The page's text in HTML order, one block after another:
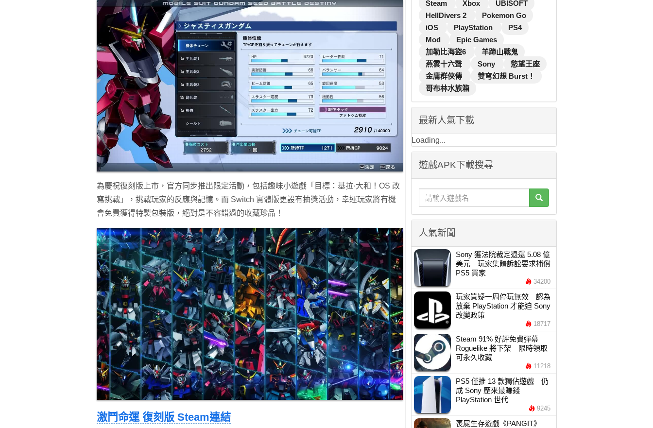
為慶祝復刻版上市，官方同步推出限定活動，包括趣味小遊戲「目標：基拉·大和！OS 改
寫挑戰」，挑戰玩家的反應與記憶。而 Switch 實體版更設有抽獎活動，幸運玩家將有機
會免費獲得特製包裝版，絕對是不容錯過的收藏珍品！
激鬥命運 復刻版 Steam連結
Steam
Xbox
UBISOFT
HellDivers 2
Pokemon Go
iOS
PlayStation
PS4
Mod
Epic Games
加勒比海盜6
羊蹄山戰鬼
燕雲十六聲
Sony
慾望王座
金庸群俠傳
雙穹幻想 Burst！
哥布林水族箱
最新人氣下載
Loading...
遊戲APK下載搜尋
人氣新聞
Sony 獲法院裁定退還 5.08 億
美元 玩家集體訴訟要求補償
PS5 買家
34200
玩家質疑一周停玩無效 認為
放棄 PlayStation 才能迫 Sony
改變政策
18717
Steam 91% 好評免費彈幕
Roguelike 將下架 限時領取
可永久收藏
11218
PS5 僅推 13 款獨佔遊戲 仍
成 Sony 歷來最賺錢
PlayStation 世代
9245
喪屍生存遊戲《PANGIT》